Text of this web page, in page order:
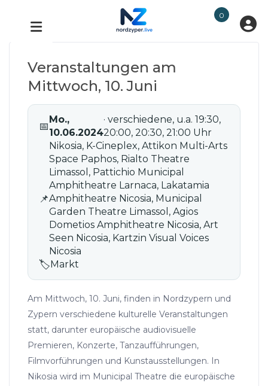
0
Veranstaltungen am
Mittwoch, 10. Juni
📅
Mo.,
10.06.2024
· verschiedene, u.a. 19:30,
20:00, 20:30, 21:00 Uhr
📌
Nikosia, K-Cineplex, Attikon Multi-Arts
Space Paphos, Rialto Theatre
Limassol, Pattichio Municipal
Amphitheatre Larnaca, Lakatamia
Amphitheatre Nicosia, Municipal
Garden Theatre Limassol, Agios
Dometios Amphitheatre Nicosia, Art
Seen Nicosia, Kartzin Visual Voices
Nicosia
🏷Markt
Am Mittwoch, 10. Juni, finden in Nordzypern und
Zypern verschiedene kulturelle Veranstaltungen
statt, darunter europäische audiovisuelle
Premieren, Konzerte, Tanzaufführungen,
Filmvorführungen und Kunstausstellungen. In
Nikosia wird im Municipal Theatre die europäische